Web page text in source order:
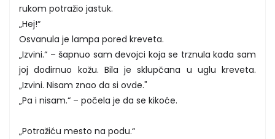
rukom potražio jastuk.
„Hej!“
Osvanula je lampa pored kreveta.
„Izvini.“ – šapnuo sam devojci koja se trznula kada sam
joj dodirnuo kožu. Bila je sklupčana u uglu kreveta.
„Izvini. Nisam znao da si ovde."
„Pa i nisam.“ – počela je da se kikoće.
„Potražiću mesto na podu.“